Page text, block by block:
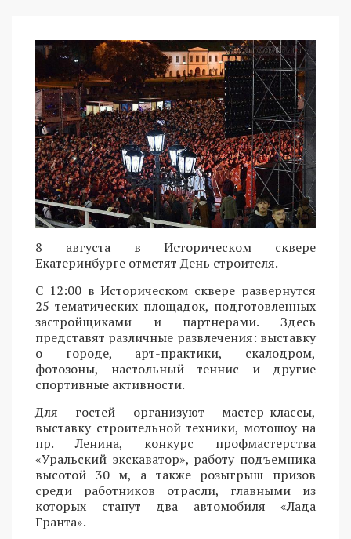
8 августа в Историческом сквере
Екатеринбурге отметят День строителя.
С 12:00 в Историческом сквере развернутся
25 тематических площадок, подготовленных
застройщиками и партнерами. Здесь
представят различные развлечения: выставку
о городе, арт-практики, скалодром,
фотозоны, настольный теннис и другие
спортивные активности.
Для гостей организуют мастер-классы,
выставку строительной техники, мотошоу на
пр. Ленина, конкурс профмастерства
«Уральский экскаватор», работу подъемника
высотой 30 м, а также розыгрыш призов
среди работников отрасли, главными из
которых станут два автомобиля «Лада
Гранта».